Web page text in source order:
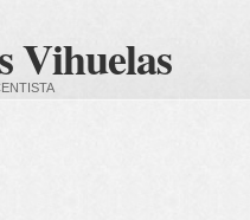
Vihuelas